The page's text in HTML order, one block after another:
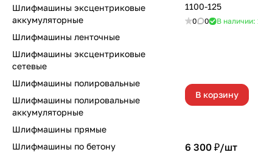
1100-125
0 0 В наличии:
В корзину
6 300 ₽/шт
Шлифмашины эксцентриковые
аккумуляторные
Шлифмашины ленточные
Шлифмашины эксцентриковые
сетевые
Шлифмашины полировальные
Шлифмашины полировальные
аккумуляторные
Шлифмашины прямые
Шлифмашины по бетону